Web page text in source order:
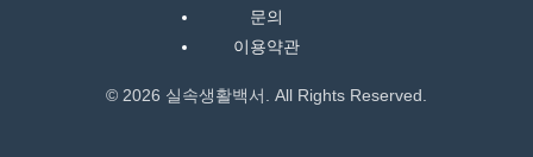
문의
이용약관
© 2026 실속생활백서. All Rights Reserved.